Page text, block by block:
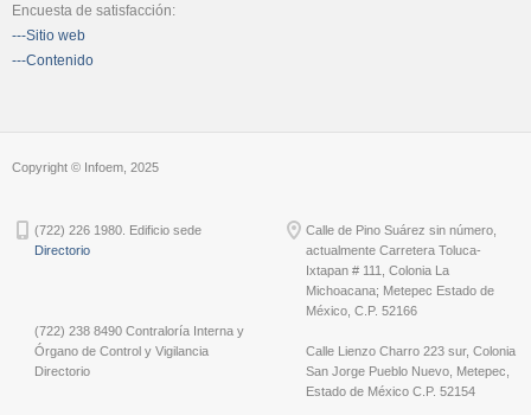
Encuesta de satisfacción:
---Sitio web
---Contenido
Copyright © Infoem, 2025
(722) 226 1980. Edificio sede
Directorio
(722) 238 8490 Contraloría Interna y
Órgano de Control y Vigilancia
Directorio
Calle de Pino Suárez sin número,
actualmente Carretera Toluca-
Ixtapan # 111, Colonia La
Michoacana; Metepec Estado de
México, C.P. 52166
Calle Lienzo Charro 223 sur, Colonia
San Jorge Pueblo Nuevo, Metepec,
Estado de México C.P. 52154